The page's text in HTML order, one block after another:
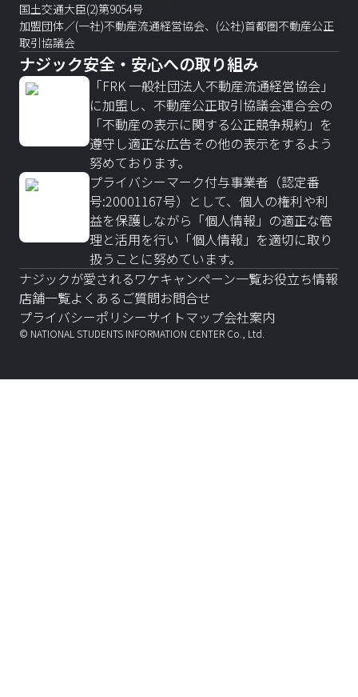
国土交通大臣(2)第9054号
加盟団体／(一社)不動産流通経営協会、(公社)首都圏不動産公正
取引協議会
ナジック安全・安心への取り組み
「FRK 一般社団法人不動産流通経営協会」
に加盟し、不動産公正取引協議会連合会の
「不動産の表示に関する公正競争規約」を
遵守し適正な広告その他の表示をするよう
努めております。
プライバシーマーク付与事業者（認定番
号:20001167号）として、個人の権利や利
益を保護しながら「個人情報」の適正な管
理と活用を行い「個人情報」を適切に取り
扱うことに努めています。
ナジックが愛されるワケキャンペーン一覧お役立ち情報
店舗一覧よくあるご質問お問合せ
プライバシーポリシーサイトマップ会社案内
© NATIONAL STUDENTS INFORMATION CENTER Co., Ltd.